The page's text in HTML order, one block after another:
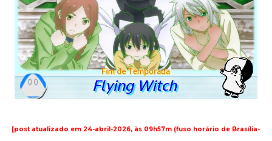
[post atualizado em 24-abril-2026, às 09h57m (fuso horário de Brasília-